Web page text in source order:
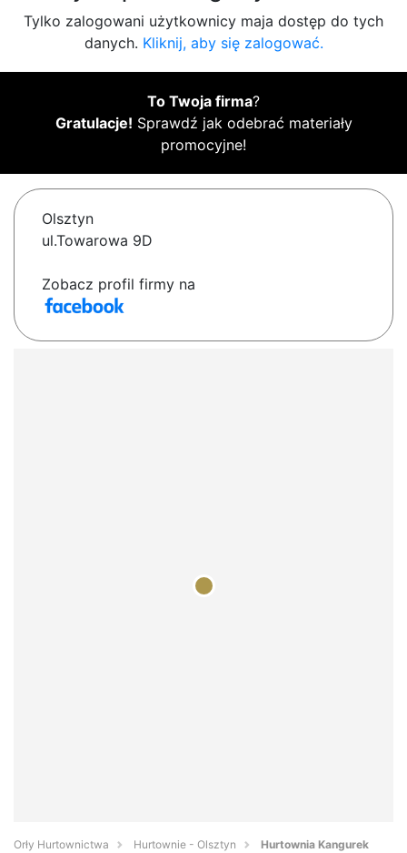
Tylko zalogowani użytkownicy maja dostęp do tych
danych. Kliknij, aby się zalogować.
To Twoja firma?
Gratulacje! Sprawdź jak odebrać materiały
promocyjne!
Olsztyn
ul.Towarowa 9D
Zobacz profil firmy na
Orły Hurtownictwa Hurtownie - Olsztyn Hurtownia Kangurek